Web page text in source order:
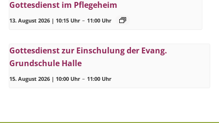
Gottesdienst im Pflegeheim
13. August 2026 | 10:15 Uhr – 11:00 Uhr
Gottesdienst zur Einschulung der Evang.
Grundschule Halle
15. August 2026 | 10:00 Uhr – 11:00 Uhr